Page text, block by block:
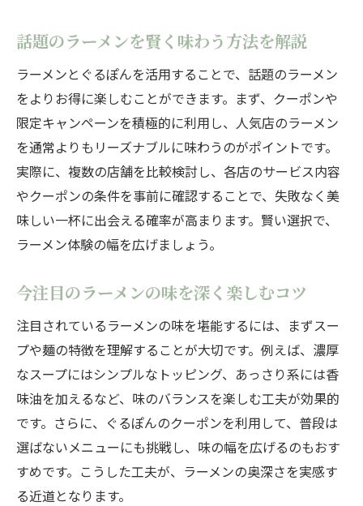
話題のラーメンを賢く味わう方法を解説
ラーメンとぐるぽんを活用することで、話題のラーメン
をよりお得に楽しむことができます。まず、クーポンや
限定キャンペーンを積極的に利用し、人気店のラーメン
を通常よりもリーズナブルに味わうのがポイントです。
実際に、複数の店舗を比較検討し、各店のサービス内容
やクーポンの条件を事前に確認することで、失敗なく美
味しい一杯に出会える確率が高まります。賢い選択で、
ラーメン体験の幅を広げましょう。
今注目のラーメンの味を深く楽しむコツ
注目されているラーメンの味を堪能するには、まずスー
プや麺の特徴を理解することが大切です。例えば、濃厚
なスープにはシンプルなトッピング、あっさり系には香
味油を加えるなど、味のバランスを楽しむ工夫が効果的
です。さらに、ぐるぽんのクーポンを利用して、普段は
選ばないメニューにも挑戦し、味の幅を広げるのもおす
すめです。こうした工夫が、ラーメンの奥深さを実感す
る近道となります。